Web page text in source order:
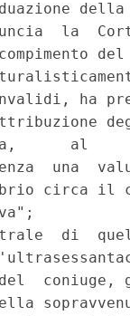
la
del
ha
al
una
circa il
di
coniuge,